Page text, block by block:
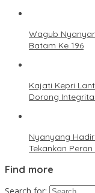
Wagub
Batam Ke 196
Kajati Kepri
Dorong
Nyanyang
Tekankan
Find more